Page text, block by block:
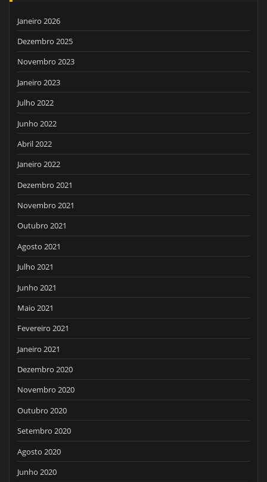
Janeiro 2026
Dezembro 2025
Novembro 2023
Janeiro 2023
Julho 2022
Junho 2022
Abril 2022
Janeiro 2022
Dezembro 2021
Novembro 2021
Outubro 2021
Agosto 2021
Julho 2021
Junho 2021
Maio 2021
Fevereiro 2021
Janeiro 2021
Dezembro 2020
Novembro 2020
Outubro 2020
Setembro 2020
Agosto 2020
Junho 2020